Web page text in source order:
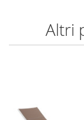
Altri